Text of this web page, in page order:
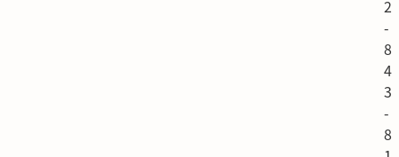
2
-
8
4
3
-
8